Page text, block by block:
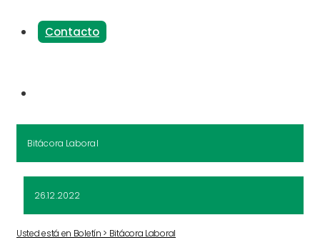
Contacto
Bitácora Laboral
26.12.2022
Usted está en Boletín > Bitácora Laboral